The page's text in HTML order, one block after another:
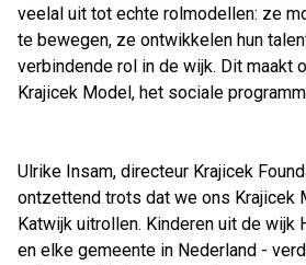
veelal uit tot echte rolmodellen: ze
te bewegen, ze ontwikkelen hun
verbindende rol in de wijk. Dit maakt
Krajicek Model, het sociale
Ulrike Insam, directeur Krajicek
ontzettend trots dat we ons Krajicek
Katwijk uitrollen. Kinderen uit de wijk
en elke gemeente in Nederland -